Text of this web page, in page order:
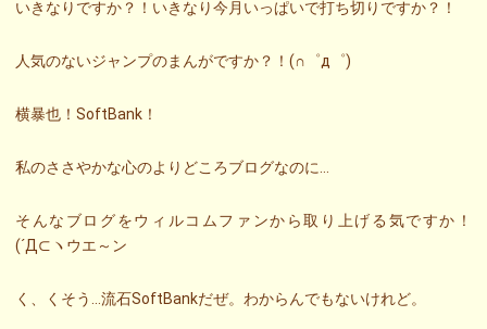
いきなりですか？！いきなり今月いっぱいで打ち切りですか？！
人気のないジャンプのまんがですか？！(∩゜д゜)
横暴也！SoftBank！
私のささやかな心のよりどころブログなのに…
そんなブログをウィルコムファンから取り上げる気ですか！
(´Д⊂ヽウエ～ン
く、くそう…流石SoftBankだぜ。わからんでもないけれど。